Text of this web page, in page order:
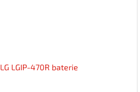
LG LGIP-470R baterie